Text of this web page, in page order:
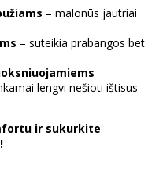
– malonūs jautriai
– suteikia prabangos bet
lengvi nešioti ištisus
ir sukurkite